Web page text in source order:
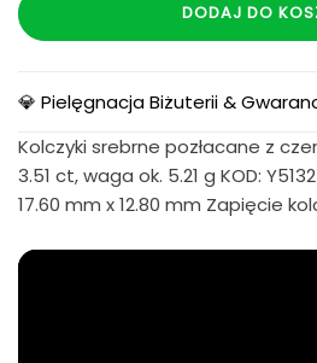
DODAJ DO
💎 Pielęgnacja Biżuterii &
Kolczyki srebrne pozłacane z
3.51 ct, waga ok. 5.21 g KOD:
17.60 mm x 12.80 mm Zapięcie